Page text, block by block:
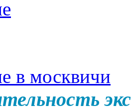
в москвичи